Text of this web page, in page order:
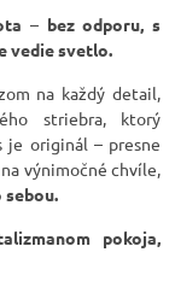
–bez odporu, s
vedie svetlo.
na každý detail,
striebra, ktorý
je originál – presne
výnimočné chvíle,
pokoja,